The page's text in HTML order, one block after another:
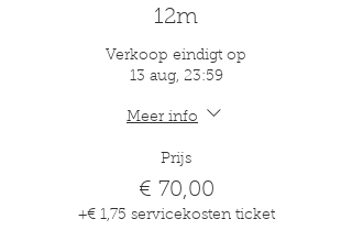
12m
Verkoop eindigt op
13 aug, 23:59
Meer info
Prijs
€ 70,00
+€ 1,75 servicekosten ticket